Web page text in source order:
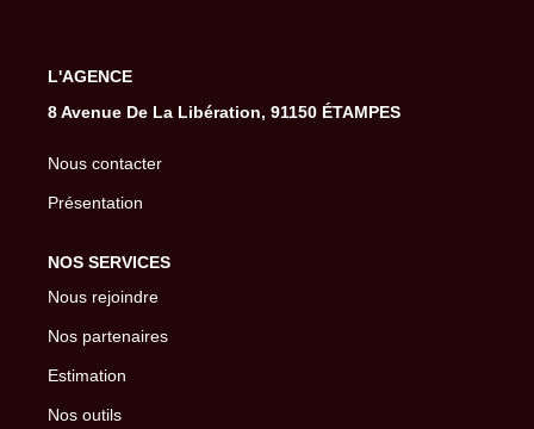
L'AGENCE
8 Avenue De La Libération, 91150 ÉTAMPES
Nous contacter
Présentation
NOS SERVICES
Nous rejoindre
Nos partenaires
Estimation
Nos outils